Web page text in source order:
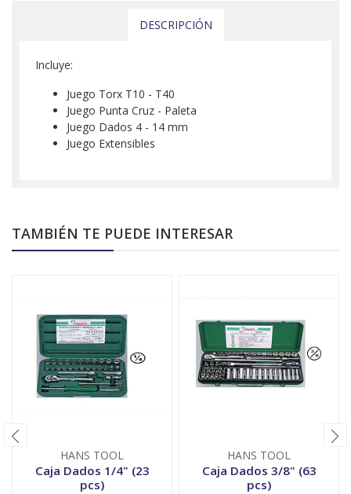
DESCRIPCIÓN
Incluye:
Juego Torx T10 - T40
Juego Punta Cruz - Paleta
Juego Dados 4 - 14 mm
Juego Extensibles
TAMBIÉN TE PUEDE INTERESAR
HANS TOOL
Caja Dados 1/4" (23
pcs)
HANS TOOL
Caja Dados 3/8" (63
pcs)